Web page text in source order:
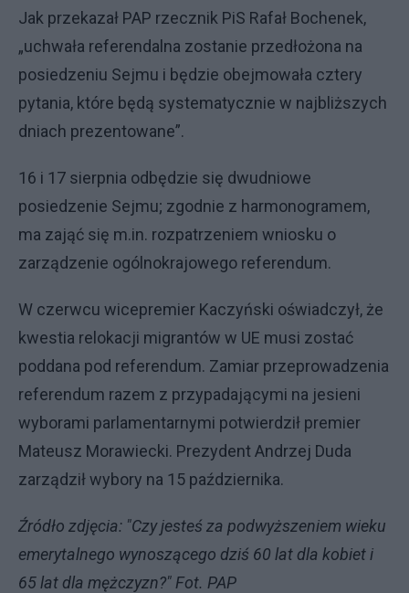
Jak przekazał PAP rzecznik PiS Rafał Bochenek,
„uchwała referendalna zostanie przedłożona na
posiedzeniu Sejmu i będzie obejmowała cztery
pytania, które będą systematycznie w najbliższych
dniach prezentowane”.
16 i 17 sierpnia odbędzie się dwudniowe
posiedzenie Sejmu; zgodnie z harmonogramem,
ma zająć się m.in. rozpatrzeniem wniosku o
zarządzenie ogólnokrajowego referendum.
W czerwcu wicepremier Kaczyński oświadczył, że
kwestia relokacji migrantów w UE musi zostać
poddana pod referendum. Zamiar przeprowadzenia
referendum razem z przypadającymi na jesieni
wyborami parlamentarnymi potwierdził premier
Mateusz Morawiecki. Prezydent Andrzej Duda
zarządził wybory na 15 października.
Źródło zdjęcia: "Czy jesteś za podwyższeniem wieku
emerytalnego wynoszącego dziś 60 lat dla kobiet i
65 lat dla mężczyzn?" Fot. PAP